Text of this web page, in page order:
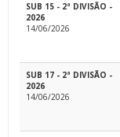
SUB 15 - 2ª DIVISÃO -
2026
14/06/2026
SUB 17 - 2ª DIVISÃO -
2026
14/06/2026